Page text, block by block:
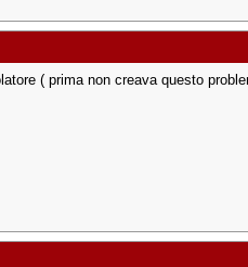
( prima non creava questo